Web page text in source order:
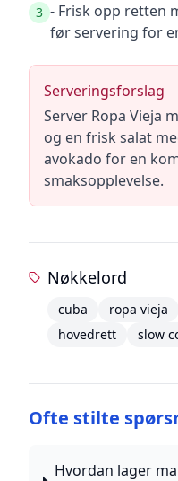
3 - Frisk opp retten
før servering for
Serveringsforslag
Server Ropa Vieja
og en frisk salat
avokado for en
smaksopplevelse.
Nøkkelord
cuba ropa vieja
hovedrett
slow
Ofte stilte
Hvordan lager